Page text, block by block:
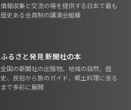
情報収集と交流の場を提供する日本で最も
歴史ある会員制の講演会組織
ふるさと発見 新聞社の本
全国の新聞社の出版物。地域の自然、歴
史、民俗から旅のガイド、郷土料理に至る
まで多彩に展開